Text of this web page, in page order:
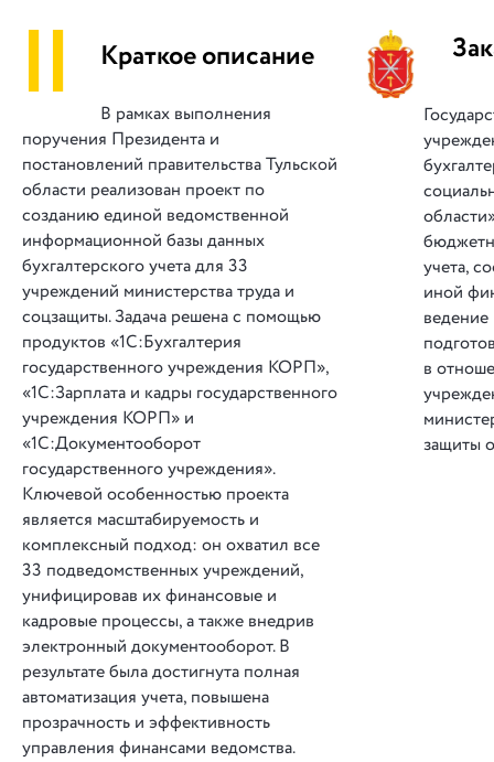
|| Краткое описание
В рамках выполнения
поручения Президента и
постановлений правительства Тульской
области реализован проект по
созданию единой ведомственной
информационной базы данных
бухгалтерского учета для 33
учреждений министерства труда и
соцзащиты. Задача решена с помощью
продуктов «1С:Бухгалтерия
государственного учреждения КОРП»,
«1С:Зарплата и кадры государственного
учреждения КОРП» и
«1С:Документооборот
государственного учреждения».
Ключевой особенностью проекта
является масштабируемость и
комплексный подход: он охватил все
33 подведомственных учреждений,
унифицировав их финансовые и
кадровые процессы, а также внедрив
электронный документооборот. В
результате была достигнута полная
автоматизация учета, повышена
прозрачность и эффективность
управления финансами ведомства.
учета,
иной
ведение
в
защиты